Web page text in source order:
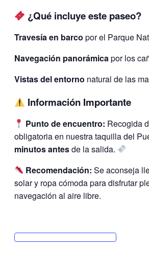
¿Qué incluye este paseo?
Travesía en barco por el Parque
Navegación panorámicapor los
Vistas del entorno natural de las
Información Importante
Punto de encuentro: Recogida
obligatoria en nuestra taquilla del
minutos antesde la salida.
Recomendación: Se aconseja
solar y ropa cómoda para disfrutar
navegación al aire libre.